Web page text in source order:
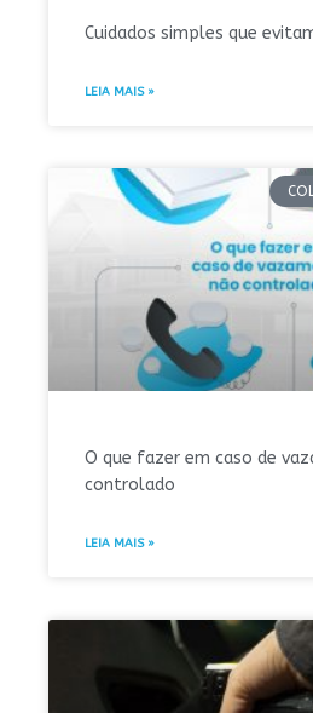
Cuidados simples que
LEIA MAIS »
O que fazer em caso de
controlado
LEIA MAIS »